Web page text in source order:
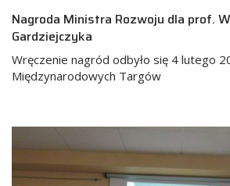
Nagroda Ministra Rozwoju dla prof.
Gardziejczyka
Wręczenie nagród odbyło się 4 lutego
Międzynarodowych Targów